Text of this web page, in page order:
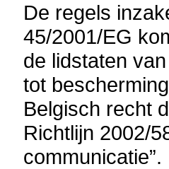
De regels
45/2001/EG
de lidstaten
tot
Belgisch recht
Richtlijn 2002/
communicatie”.